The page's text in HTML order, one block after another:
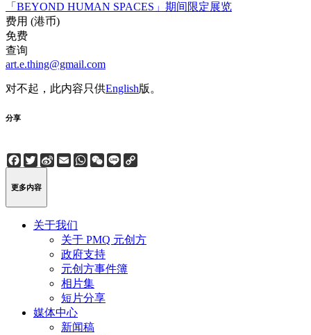
「BEYOND HUMAN SPACES」期间限定展览
费用 (港币)
免费
查询
art.e.thing@gmail.com
对不起，此内容只供English版。
分享
Facebook
Twitter
Sina
Weibo
EmailWhatsApp
WeChat
Line
更多内容
关于我们
关于 PMQ 元创方
政府支持
元创方事件簿
相片集
短片分享
媒体中心
新闻稿